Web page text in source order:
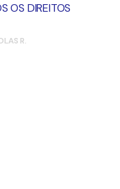
OS DIREITOS
R.